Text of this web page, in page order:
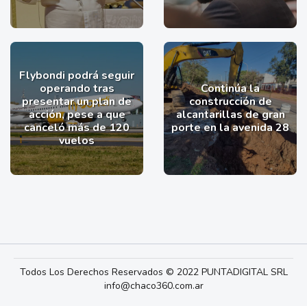
Flybondi podrá seguir
operando tras
presentar un plan de
acción, pese a que
canceló más de 120
vuelos
Continúa la
construcción de
alcantarillas de gran
porte en la avenida 28
Todos Los Derechos Reservados © 2022 PUNTADIGITAL SRL
info@chaco360.com.ar